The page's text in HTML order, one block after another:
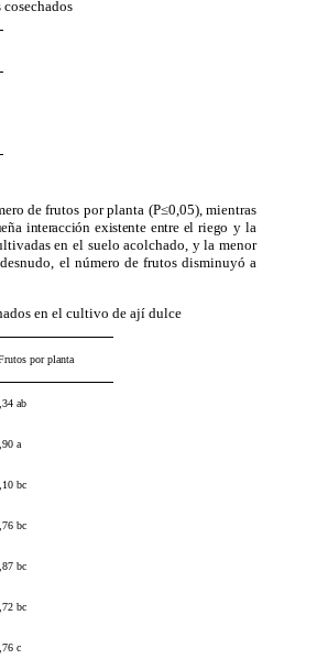
cosechados
de frutos por planta (P≤0,05), mientras
interacción existente entre el riego y la
en el suelo acolchado, y la menor
el número de frutos disminuyó a
en el cultivo de ají dulce
por planta
ab
a
bc
bc
bc
bc
c